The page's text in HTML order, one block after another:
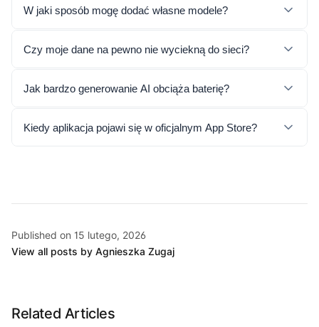
W jaki sposób mogę dodać własne modele?
Czy moje dane na pewno nie wyciekną do sieci?
Jak bardzo generowanie AI obciąża baterię?
Kiedy aplikacja pojawi się w oficjalnym App Store?
Published on 15 lutego, 2026
View all posts by Agnieszka Zugaj
Related Articles